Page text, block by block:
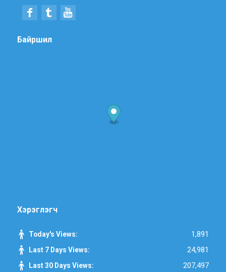
Байршил
Хэрэглэгч
Today's Views: 1,891
Last 7 Days Views: 24,981
Last 30 Days Views: 207,497